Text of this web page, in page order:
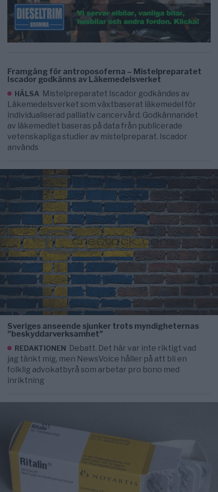
Framgång för antroposoferna – Mistelpreparatet
Iscador godkänns av Läkemedelsverket
HÄLSA Mistelpreparatet Iscador godkändes av
Läkemedelsverket som växtbaserat läkemedel för
individualiserad palliativ cancervård. Godkännandet
av läkemedlet baseras på data från publicerade
vetenskapliga studier av mistelpreparat. Iscador
används
Sveriges anseende sjunker trots myndigheternas
”beskyddarverksamhet”
REDAKTIONEN Debatt. Det här var inte riktigt vad
jag tänkt mig, men NewsVoice håller på att bli en
folklig advokatbyrå som arbetar pro bono med
inriktning